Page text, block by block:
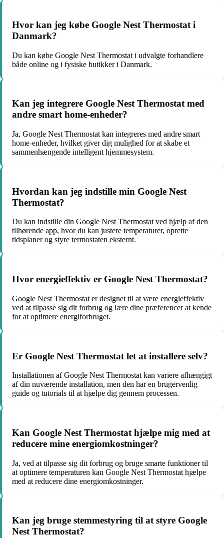
Hvor kan jeg købe Google Nest Thermostat i
Danmark?
Du kan købe Google Nest Thermostat i udvalgte forhandlere
både online og i fysiske butikker i Danmark.
Kan jeg integrere Google Nest Thermostat med
andre smart home-enheder?
Ja, Google Nest Thermostat kan integreres med andre smart
home-enheder, hvilket giver dig mulighed for at skabe et
sammenhængende intelligent hjemmesystem.
Hvordan kan jeg indstille min Google Nest
Thermostat?
Du kan indstille din Google Nest Thermostat ved hjælp af den
tilhørende app, hvor du kan justere temperaturer, oprette
tidsplaner og styre termostaten eksternt.
Hvor energieffektiv er Google Nest Thermostat?
Google Nest Thermostat er designet til at være energieffektiv
ved at tilpasse sig dit forbrug og lære dine præferencer at kende
for at optimere energiforbruget.
Er Google Nest Thermostat let at installere selv?
Installationen af Google Nest Thermostat kan variere afhængigt
af din nuværende installation, men den har en brugervenlig
guide og tutorials til at hjælpe dig gennem processen.
Kan Google Nest Thermostat hjælpe mig med at
reducere mine energiomkostninger?
Ja, ved at tilpasse sig dit forbrug og bruge smarte funktioner til
at optimere temperaturen kan Google Nest Thermostat hjælpe
med at reducere dine energiomkostninger.
Kan jeg bruge stemmestyring til at styre Google
Nest Thermostat?